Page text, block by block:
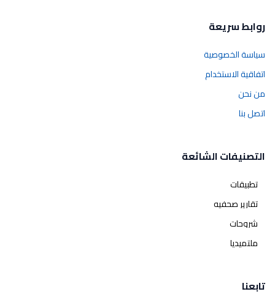
روابط سريعة
سياسة الخصوصية
اتفاقية الاستخدام
من نحن
اتصل بنا
التصنيفات الشائعة
تطبيقات
تقارير صحفيه
شروحات
ملتميديا
تابعنا